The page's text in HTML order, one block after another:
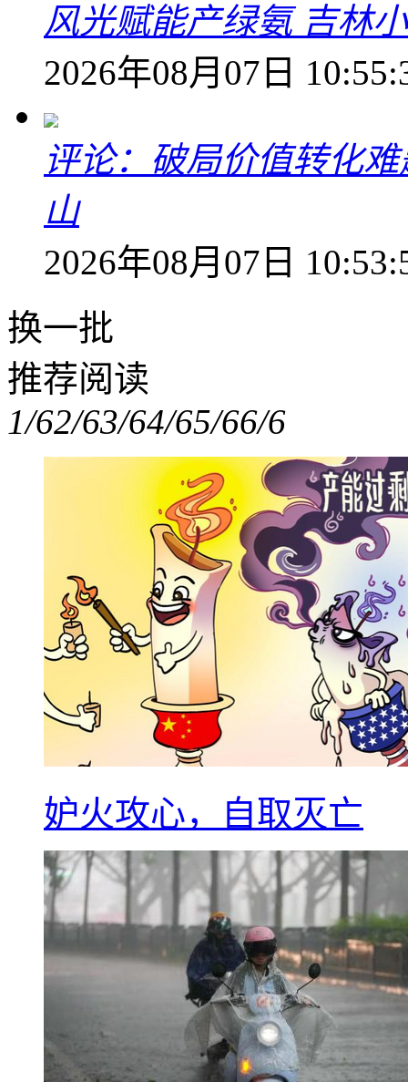
风光赋能产绿氨 吉林
2026年08月07日
评论：破局价值转化
山
2026年08月07日
换一批
推荐阅读
1/62/63/64/65/66/6
妒火攻心，自取灭亡